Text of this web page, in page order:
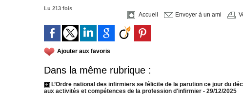
Lu 213 fois
Accueil Envoyer à un ami
Ajouter aux favoris
Dans la même rubrique :
L’Ordre national des infirmiers se félicite de la parution ce jour du
aux activités et compétences de la profession d'infirmier - 29/12/2025